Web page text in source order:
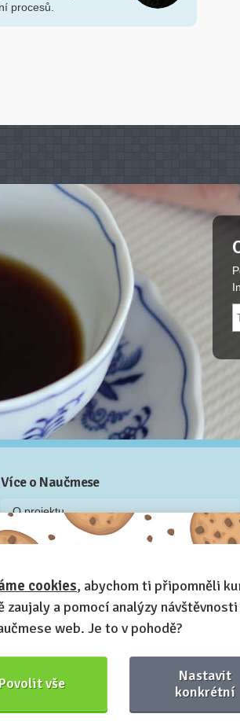
procesů.
Více o Naučmese
O projektu
Blog: recenze z kurzů, rozhovory a články
Příběh Naučmese
Naučmese festivaly
Náš systém pro vaši firmu
Prostory pro pořádání kurzů
Kontakt a fakturační údaje
cookies, abychom ti připomněli
zaujaly a pomocí analýzy
web. Je to v pohodě?
Povolit vše
Nastavit
konkrétní